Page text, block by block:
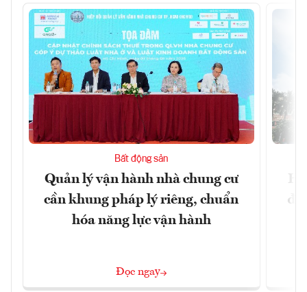
Bất động sản
Quản lý vận hành nhà chung cư
cần khung pháp lý riêng, chuẩn
hóa năng lực vận hành
Đọc ngay